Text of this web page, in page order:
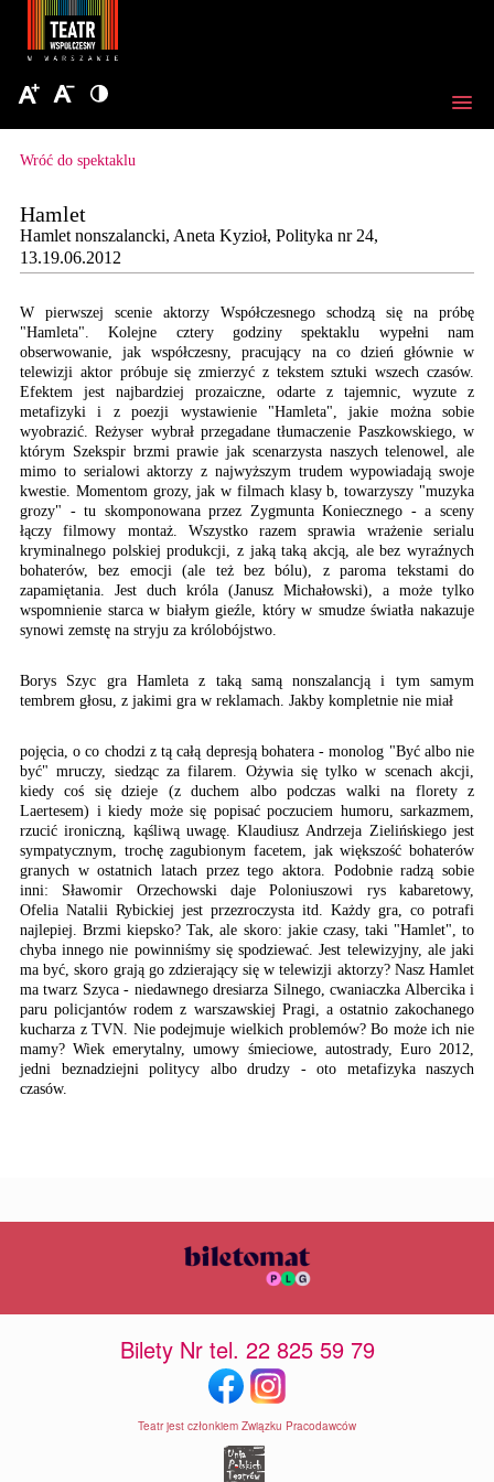
Wróć do spektaklu
Hamlet
Hamlet nonszalancki, Aneta Kyzioł, Polityka nr 24,
13.19.06.2012
W pierwszej scenie aktorzy Współczesnego schodzą się na próbę
"Hamleta". Kolejne cztery godziny spektaklu wypełni nam
obserwowanie, jak współczesny, pracujący na co dzień głównie w
telewizji aktor próbuje się zmierzyć z tekstem sztuki wszech czasów.
Efektem jest najbardziej prozaiczne, odarte z tajemnic, wyzute z
metafizyki i z poezji wystawienie "Hamleta", jakie można sobie
wyobrazić. Reżyser wybrał przegadane tłumaczenie Paszkowskiego, w
którym Szekspir brzmi prawie jak scenarzysta naszych telenowel, ale
mimo to serialowi aktorzy z najwyższym trudem wypowiadają swoje
kwestie. Momentom grozy, jak w filmach klasy b, towarzyszy "muzyka
grozy" - tu skomponowana przez Zygmunta Koniecznego - a sceny
łączy filmowy montaż. Wszystko razem sprawia wrażenie serialu
kryminalnego polskiej produkcji, z jaką taką akcją, ale bez wyraźnych
bohaterów, bez emocji (ale też bez bólu), z paroma tekstami do
zapamiętania. Jest duch króla (Janusz Michałowski), a może tylko
wspomnienie starca w białym gieźle, który w smudze światła nakazuje
synowi zemstę na stryju za królobójstwo.
Borys Szyc gra Hamletaz taką samą nonszalancją i tym samym
tembrem głosu, z jakimi gra w reklamach. Jakby kompletnie nie miał
pojęcia, o co chodzi z tą całą depresją bohatera - monolog "Być albo nie
być" mruczy, siedząc za filarem. Ożywia się tylko w scenach akcji,
kiedy coś się dzieje (z duchem albo podczas walki na florety z
Laertesem) i kiedy może się popisać poczuciem humoru, sarkazmem,
rzucić ironiczną, kąśliwą uwagę. Klaudiusz Andrzeja Zielińskiego jest
sympatycznym, trochę zagubionym facetem, jak większość bohaterów
granych w ostatnich latach przez tego aktora. Podobnie radzą sobie
inni: Sławomir Orzechowski daje Poloniuszowi rys kabaretowy,
Ofelia Natalii Rybickiej jest przezroczysta itd. Każdy gra, co potrafi
najlepiej. Brzmi kiepsko? Tak, ale skoro: jakie czasy, taki "Hamlet", to
chyba innego nie powinniśmy się spodziewać. Jest telewizyjny, ale jaki
ma być, skoro grają go zdzierający się w telewizji aktorzy? Nasz Hamlet
ma twarz Szyca - niedawnego dresiarza Silnego, cwaniaczka Albercika i
paru policjantów rodem z warszawskiej Pragi, a ostatnio zakochanego
kucharza z TVN. Nie podejmuje wielkich problemów? Bo może ich nie
mamy? Wiek emerytalny, umowy śmieciowe, autostrady, Euro 2012,
jedni beznadziejni politycy albo drudzy - oto metafizyka naszych
czasów.
Bilety Nr tel. 22 825 59 79
Teatr jest członkiem Związku Pracodawców